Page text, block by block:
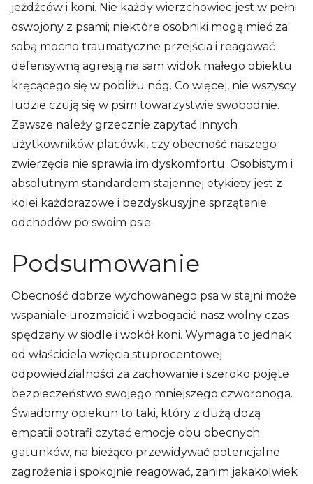
jeźdźców i koni. Nie każdy wierzchowiec jest w pełni
oswojony z psami; niektóre osobniki mogą mieć za
sobą mocno traumatyczne przejścia i reagować
defensywną agresją na sam widok małego obiektu
kręcącego się w pobliżu nóg. Co więcej, nie wszyscy
ludzie czują się w psim towarzystwie swobodnie.
Zawsze należy grzecznie zapytać innych
użytkowników placówki, czy obecność naszego
zwierzęcia nie sprawia im dyskomfortu. Osobistym i
absolutnym standardem stajennej etykiety jest z
kolei każdorazowe i bezdyskusyjne sprzątanie
odchodów po swoim psie.
Podsumowanie
Obecność dobrze wychowanego psa w stajni może
wspaniale urozmaicić i wzbogacić nasz wolny czas
spędzany w siodle i wokół koni. Wymaga to jednak
od właściciela wzięcia stuprocentowej
odpowiedzialności za zachowanie i szeroko pojęte
bezpieczeństwo swojego mniejszego czworonoga.
Świadomy opiekun to taki, który z dużą dozą
empatii potrafi czytać emocje obu obecnych
gatunków, na bieżąco przewidywać potencjalne
zagrożenia i spokojnie reagować, zanim jakakolwiek